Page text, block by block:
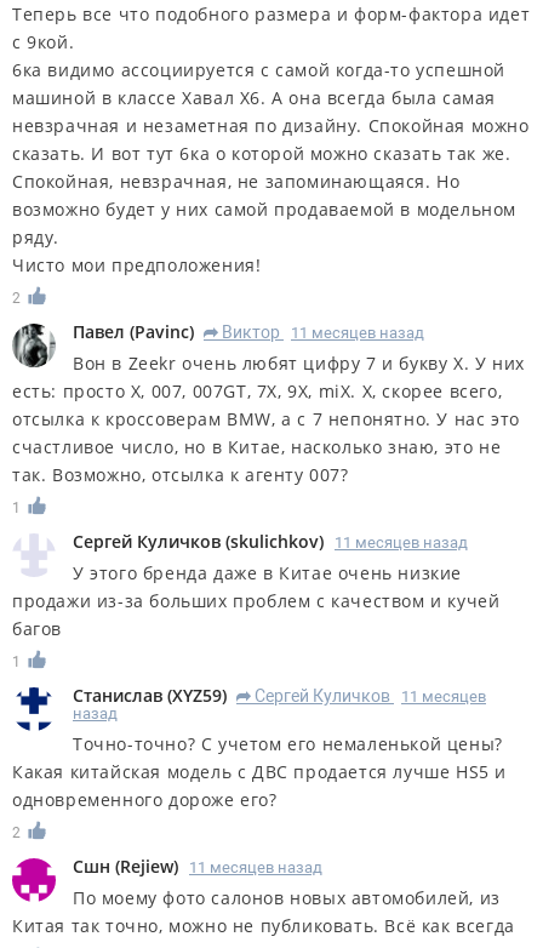
Теперь все что подобного размера и форм-фактора идет
с 9кой.
6ка видимо ассоциируется с самой когда-то успешной
машиной в классе Хавал Х6. А она всегда была самая
невзрачная и незаметная по дизайну. Спокойная можно
сказать. И вот тут 6ка о которой можно сказать так же.
Спокойная, невзрачная, не запоминающаяся. Но
возможно будет у них самой продаваемой в модельном
ряду.
Чисто мои предположения!
2
Павел (Pavinc) R Виктор 11 месяцев назад
Вон в Zeekr очень любят цифру 7 и букву X. У них
есть: просто X, 007, 007GT, 7X, 9X, miX. X, скорее всего,
отсылка к кроссоверам BMW, а с 7 непонятно. У нас это
счастливое число, но в Китае, насколько знаю, это не
так. Возможно, отсылка к агенту 007?
1
Сергей Куличков (skulichkov) 11 месяцев назад
У этого бренда даже в Китае очень низкие
продажи из-за больших проблем с качеством и кучей
багов
1
Станислав (XYZ59) R Сергей Куличков
11 месяцев
назад
Точно-точно? С учетом его немаленькой цены?
Какая китайская модель с ДВС продается лучше HS5 и
одновременного дороже его?
2
Сшн (Rejiew) 11 месяцев назад
По моему фото салонов новых автомобилей, из
Китая так точно, можно не публиковать. Всё как всегда